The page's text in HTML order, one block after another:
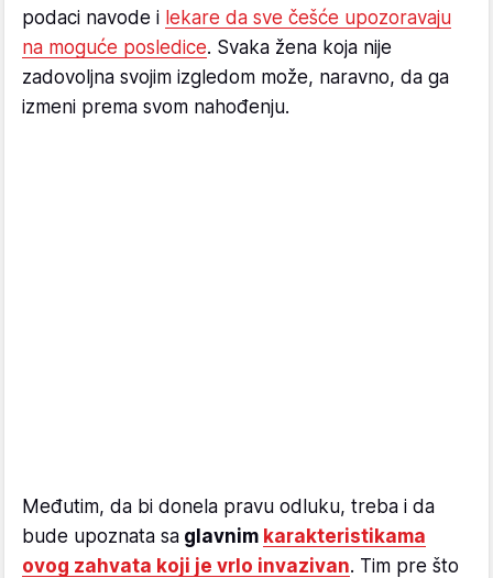
podaci navode i lekare da sve češće upozoravaju
na moguće posledice. Svaka žena koja nije
zadovoljna svojim izgledom može, naravno, da ga
izmeni prema svom nahođenju.
Međutim, da bi donela pravu odluku, treba i da
bude upoznata sa glavnim karakteristikama
ovog zahvata koji je vrlo invazivan. Tim pre što